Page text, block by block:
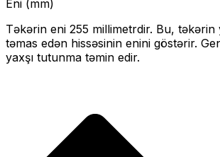
Eni (mm)
Təkərin eni 255 millimetrdir. Bu, təkərin
təmas edən hissəsinin enini göstərir.
yaxşı tutunma təmin edir.